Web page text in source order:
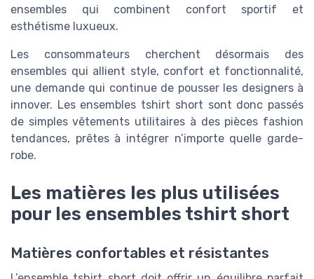
ensembles qui combinent confort sportif et
esthétisme luxueux.
Les consommateurs cherchent désormais des
ensembles qui allient style, confort et fonctionnalité,
une demande qui continue de pousser les designers à
innover. Les ensembles tshirt short sont donc passés
de simples vêtements utilitaires à des pièces fashion
tendances, prêtes à intégrer n’importe quelle garde-
robe.
Les matières les plus utilisées
pour les ensembles tshirt short
Matières confortables et résistantes